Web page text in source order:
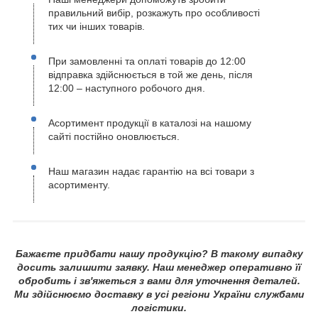
правильний вибір, розкажуть про особливості
тих чи інших товарів.
При замовленні та оплаті товарів до 12:00
відправка здійснюється в той же день, після
12:00 – наступного робочого дня.
Асортимент продукції в каталозі на нашому
сайті постійно оновлюється.
Наш магазин надає гарантію на всі товари з
асортименту.
Бажаєте придбати нашу продукцію? В такому випадку
досить залишити заявку. Наш менеджер оперативно її
обробить і зв'яжеться з вами для уточнення деталей.
Ми здійснюємо доставку в усі регіони України службами
логістики.